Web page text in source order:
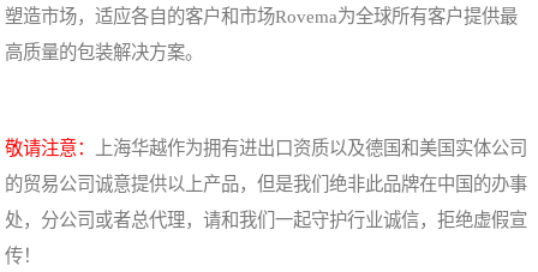
塑造市场，适应各自的客户和市场Rovema为全球所有客户提供最
高质量的包装解决方案。
敬请注意：
上海华越作为拥有进出口资质以及德国和美国实体公司
的贸易公司诚意提供以上产品，但是我们绝非此品牌在中国的办事
处，分公司或者总代理，请和我们一起守护行业诚信，拒绝虚假宣
传！